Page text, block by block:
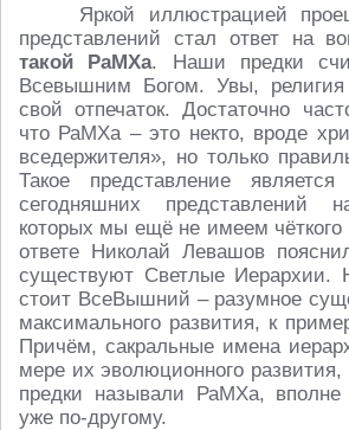
Яркой иллюстрацией
представлений стал ответ на
такой РаМХа. Наши предки
Всевышним Богом. Увы,
свой отпечаток. Достаточно
что РаМХа – это некто, вроде
вседержителя», но только
Такое представление является
сегодняшних представлений
которых мы ещё не имеем чёткого
ответе Николай Левашов
существуют Светлые Иерархии.
стоит ВсеВышний – разумное
максимального развития, к
Причём, сакральные имена
мере их эволюционного развития,
предки называли РаМХа, вполне
уже по-другому.